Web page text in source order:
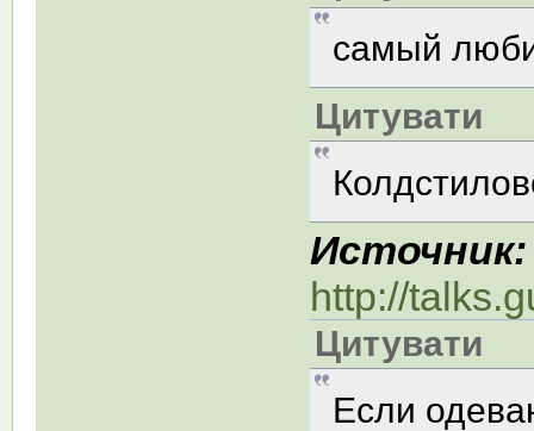
самый
Цитувати
Источник:
http://
Цитувати
Если